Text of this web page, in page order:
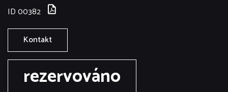
ID 00382
Kontakt
rezervováno